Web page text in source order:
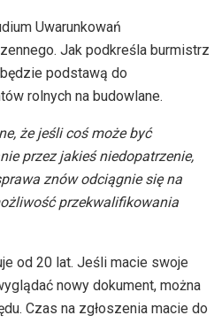
Uwarunkowań
Jak podkreśla burmistrz
podstawą do
rolnych na budowlane.
że jeśli coś może być
przez jakieś niedopatrzenie,
znów odciągnie się na
przekwalifikowania
od 20 lat. Jeśli macie swoje
nowy dokument, można
Czas na zgłoszenia macie do